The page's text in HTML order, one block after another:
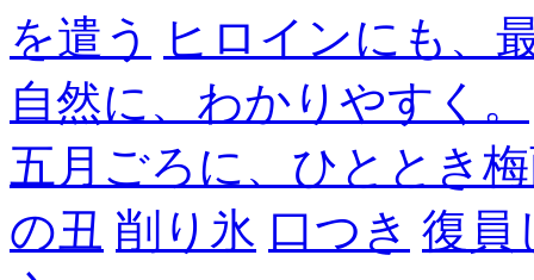
を遣う
ヒロインにも、
自然に、わかりやすく。
五月ごろに、ひととき
の丑 削り氷 口つき 復員